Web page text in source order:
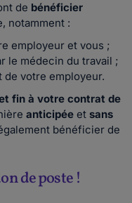
de bénéficier
notamment :
employeur et vous ;
le médecin du travail ;
de votre employeur.
fin à votre contrat de
anticipée et sans
bénéficier de
de poste !